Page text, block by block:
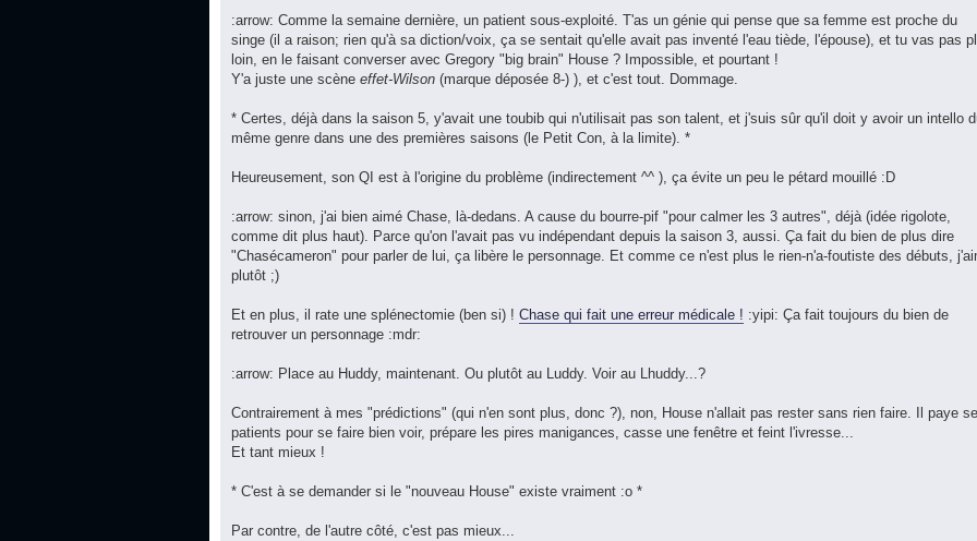
:arrow: Comme la semaine dernière, un patient sous-exploité. T'as un génie qui pense que sa femme est proche du
singe (il a raison; rien qu'à sa diction/voix, ça se sentait qu'elle avait pas inventé l'eau tiède, l'épouse), et tu vas pas
loin, en le faisant converser avec Gregory "big brain" House ? Impossible, et pourtant !
Y'a juste une scène effet-Wilson (marque déposée 8-) ), et c'est tout. Dommage.
* Certes, déjà dans la saison 5, y'avait une toubib qui n'utilisait pas son talent, et j'suis sûr qu'il doit y avoir un intello
même genre dans une des premières saisons (le Petit Con, à la limite). *
Heureusement, son QI est à l'origine du problème (indirectement ^^ ), ça évite un peu le pétard mouillé :D
:arrow: sinon, j'ai bien aimé Chase, là-dedans. A cause du bourre-pif "pour calmer les 3 autres", déjà (idée rigolote,
comme dit plus haut). Parce qu'on l'avait pas vu indépendant depuis la saison 3, aussi. Ça fait du bien de plus dire
"Chasécameron" pour parler de lui, ça libère le personnage. Et comme ce n'est plus le rien-n'a-foutiste des débuts,
plutôt ;)
Et en plus, il rate une splénectomie (ben si) ! Chase qui fait une erreur médicale ! :yipi: Ça fait toujours du bien de
retrouver un personnage :mdr:
:arrow: Place au Huddy, maintenant. Ou plutôt au Luddy. Voir au Lhuddy...?
Contrairement à mes "prédictions" (qui n'en sont plus, donc ?), non, House n'allait pas rester sans rien faire. Il paye
patients pour se faire bien voir, prépare les pires manigances, casse une fenêtre et feint l'ivresse...
Et tant mieux !
* C'est à se demander si le "nouveau House" existe vraiment :o *
Par contre, de l'autre côté, c'est pas mieux...